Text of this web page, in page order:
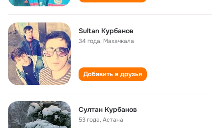
Sultan Курбанов
34 года, Махачкала
Добавить в друзья
Султан Курбанов
53 года,Астана